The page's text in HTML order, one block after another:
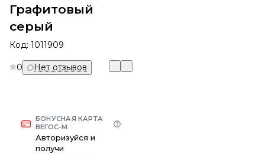
Графитовый
серый
Код: 1011909
0 Нет отзывов
БОНУСНАЯ КАРТА
ВЕГОС-М
Авторизуйся и
получи